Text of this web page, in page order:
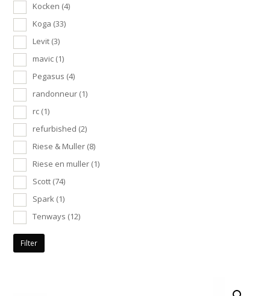
Kocken (4)
Koga (33)
Levit (3)
mavic (1)
Pegasus (4)
randonneur (1)
rc (1)
refurbished (2)
Riese & Muller (8)
Riese en muller (1)
Scott (74)
Spark (1)
Tenways (12)
Filter